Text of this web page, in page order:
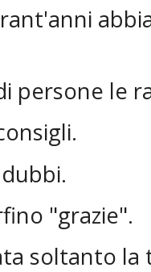
persone le
"grazie".
soltanto la